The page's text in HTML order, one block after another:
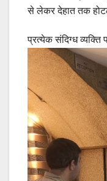
से लेकर देहात तक
प्रत्येक संदिग्ध व्यक्ति